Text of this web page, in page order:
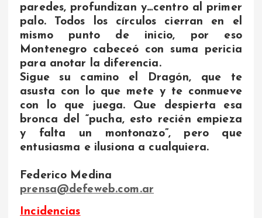
paredes, profundizan y…centro al primer
palo. Todos los círculos cierran en el
mismo punto de inicio, por eso
Montenegro cabeceó con suma pericia
para anotar la diferencia.
Sigue su camino el Dragón, que te
asusta con lo que mete y te conmueve
con lo que juega. Que despierta esa
bronca del “pucha, esto recién empieza
y falta un montonazo”, pero que
entusiasma e ilusiona a cualquiera.
Federico Medina
prensa@defeweb.com.ar
Incidencias